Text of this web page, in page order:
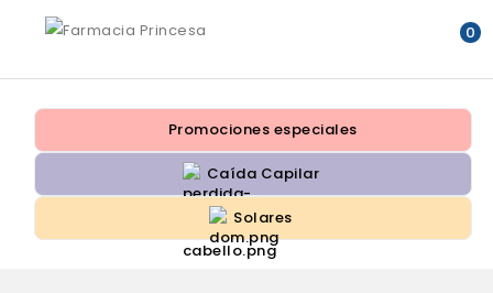
0
Promociones especiales
Caída Capilar
Solares